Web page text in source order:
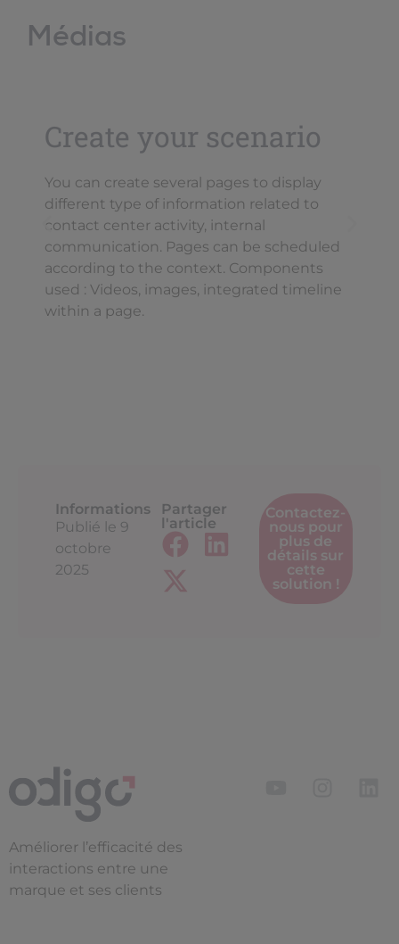
Médias
Create your scenario
You can create several pages to display
different type of information related to
contact center activity, internal
communication. Pages can be scheduled
according to the context. Components
used : Videos, images, integrated timeline
within a page.
Informations
Publié le 9
octobre
2025
Partager
l'article
Contactez-
nous pour
plus de
détails sur
cette
solution !
Améliorer l’efficacité des
interactions entre une
marque et ses clients